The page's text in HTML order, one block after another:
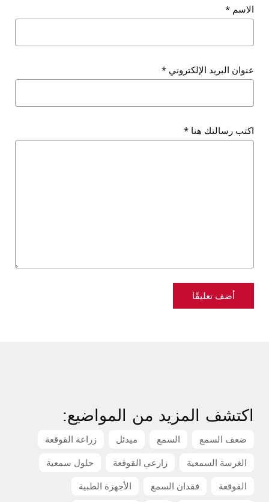
الاسم *
عنوان البريد الإلكتروني *
اكتب رسالتك هنا *
اكتشف المزيد من المواضيع:
ضعف السمع السمع ميدئل
زراعة القوقعة
الغرسة السمعية
زارعي القوقعة
حلول سمعية
القوقعة
فقدان السمع
الأجهزة الطبية